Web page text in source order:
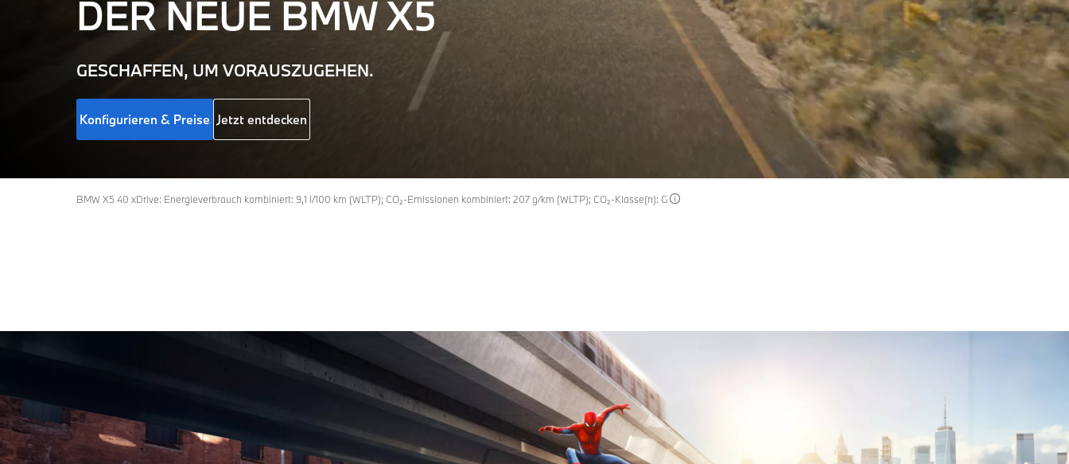
DER NEUE BMW X5
GESCHAFFEN, UM VORAUSZUGEHEN.
Konfigurieren & Preise Jetzt entdecken
BMW X5 40 xDrive: Energieverbrauch kombiniert: 9,1 l/100 km (WLTP); CO₂-Emissionen kombiniert: 207 g/km (WLTP); CO₂-Klasse(n): G